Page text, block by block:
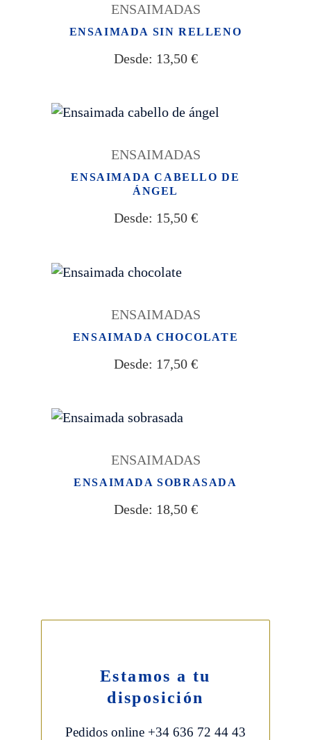
ENSAIMADAS
ENSAIMADA SIN RELLENO
Desde: 13,50 €
ENSAIMADAS
ENSAIMADA CABELLO DE
ÁNGEL
Desde: 15,50 €
ENSAIMADAS
ENSAIMADA CHOCOLATE
Desde: 17,50 €
ENSAIMADAS
ENSAIMADA SOBRASADA
Desde: 18,50 €
Estamos a tu
disposición
Pedidos online +34 636 72 44 43